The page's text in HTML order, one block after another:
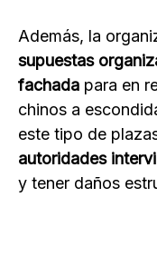
Además, la
supuestas
fachada para en
chinos a
este tipo de
autoridades
y tener daños